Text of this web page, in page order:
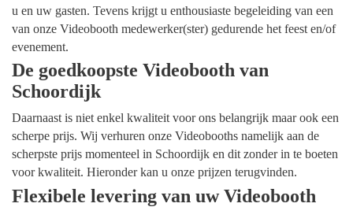
u en uw gasten. Tevens krijgt u enthousiaste begeleiding van een
van onze Videobooth medewerker(ster) gedurende het feest en/of
evenement.
De goedkoopste Videobooth van
Schoordijk
Daarnaast is niet enkel kwaliteit voor ons belangrijk maar ook een
scherpe prijs. Wij verhuren onze Videobooths namelijk aan de
scherpste prijs momenteel in Schoordijk en dit zonder in te boeten
voor kwaliteit. Hieronder kan u onze prijzen terugvinden.
Flexibele levering van uw Videobooth